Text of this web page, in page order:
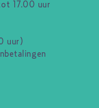
17.00 uur
uur)